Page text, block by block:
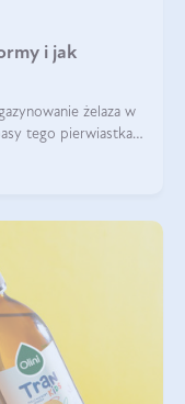
i jak
żelaza w
tego pierwiastka.
codzienne